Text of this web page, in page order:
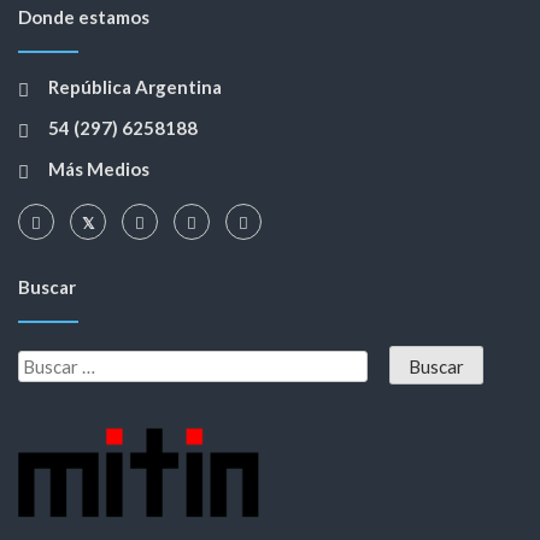
Donde estamos
República Argentina
54 (297) 6258188
Más Medios
Buscar